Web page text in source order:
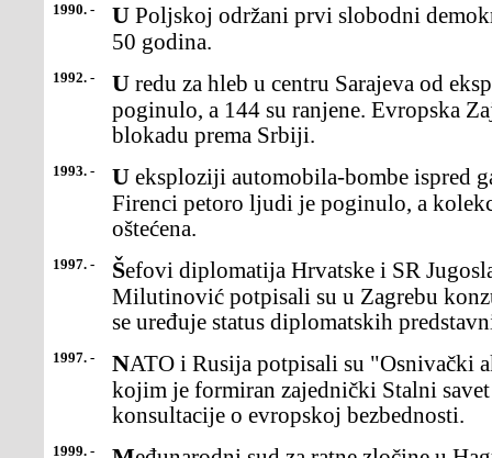
1990. - U Poljskoj održani prvi slobodni demokraski iybori posle više od
50 godina.
1992. - U redu za hleb u centru Sarajeva od eksplozije granate 16 osoba je
poginulo, a 144 su ranjene. Evropska
blokadu prema Srbiji.
1993. - U eksploziji automobila-bombe ispred galerije Ufici (Uffizzi) u
Firenci petoro ljudi je poginulo, a
oštećena.
1997. - Šefovi diplomatija Hrvatske i SR Jugoslavije Mate Granić i Milan
Milutinović potpisali su u Zagrebu
se uređuje status diplomatskih
1997. - NATO i Rusija potpisali su "Osnivački akt o međusobnoj saradnji",
kojim je formiran zajednički Stalni
konsultacije o evropskoj bezbednosti.
1999. -